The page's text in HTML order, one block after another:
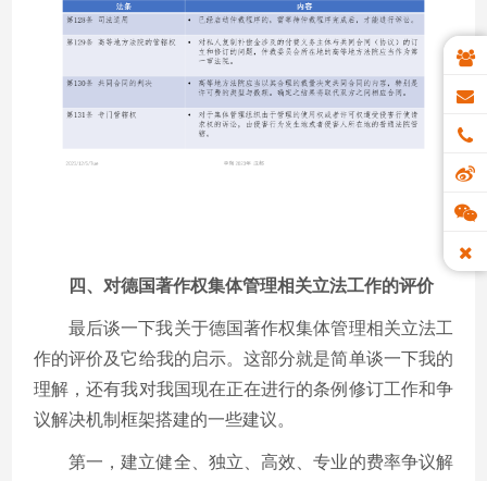
四、对德国著作权集体管理相关立法工作的评价
最后谈一下我关于德国著作权集体管理相关立法工
作的评价及它给我的启示。这部分就是简单谈一下我的
理解，还有我对我国现在正在进行的条例修订工作和争
议解决机制框架搭建的一些建议。
第一，建立健全、独立、高效、专业的费率争议解